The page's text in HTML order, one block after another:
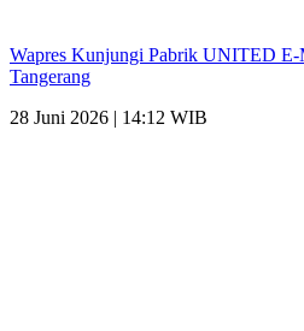
Wapres Kunjungi Pabrik UNITED E-
Tangerang
28 Juni 2026 | 14:12 WIB